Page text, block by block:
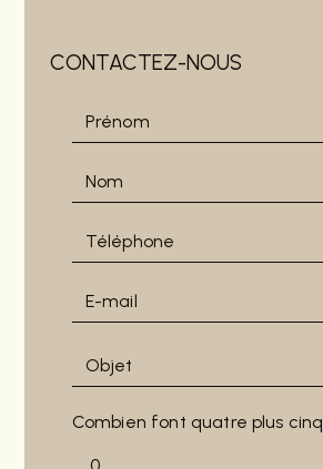
CONTACTEZ-NOUS
Combien font quatre plus cinq